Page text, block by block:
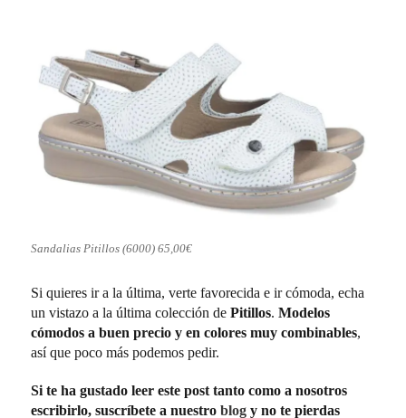
Sandalias Pitillos (6000) 65,00€
Si quieres ir a la última, verte favorecida e ir cómoda, echa
un vistazo a la última colección dePitillos.Modelos
cómodos a buen precio y en colores muy combinables,
así que poco más podemos pedir.
Si te ha gustado leer este post tanto como a nosotros
escribirlo, suscríbete a nuestroblog y no te pierdas